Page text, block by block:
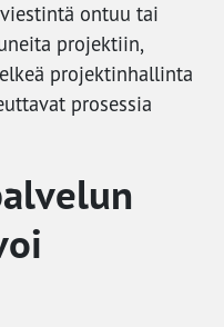
ontuu tai
projektiin,
projektinhallinta
prosessia